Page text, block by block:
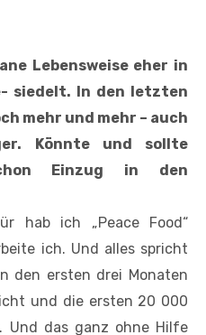
Lebensweise eher in
siedelt. In den letzten
mehr und mehr – auch
Könnte und sollte
Einzug in den
hab ich „Peace Food“
ich. Und alles spricht
den ersten drei Monaten
und die ersten 20 000
Und das ganz ohne Hilfe